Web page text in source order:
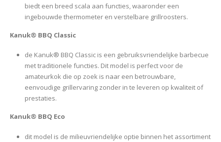
biedt een breed scala aan functies, waaronder een
ingebouwde thermometer en verstelbare grillroosters.
Kanuk® BBQ Classic
de Kanuk® BBQ Classic is een gebruiksvriendelijke barbecue
met traditionele functies. Dit model is perfect voor de
amateurkok die op zoek is naar een betrouwbare,
eenvoudige grillervaring zonder in te leveren op kwaliteit of
prestaties.
Kanuk® BBQ Eco
dit model is de milieuvriendelijke optie binnen het assortiment